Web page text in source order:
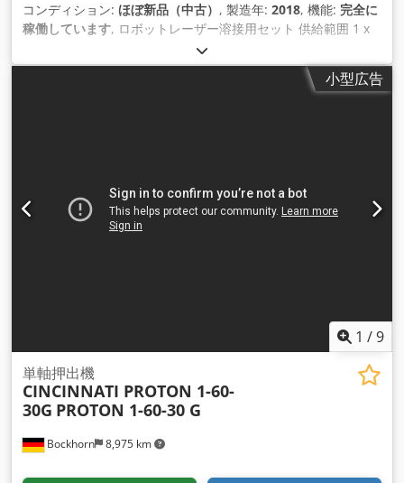
コンディション: ほぼ新品（中古） , 製造年: 2018, 機能: 完全に
稼働しています, ロボットレーザー溶接用セット 供給範囲 1 x
Laserline LDM1200-60 (1320W).(2011). 1 x 2 Way Hyfra
CHILLER.(2018). 1 x HIGHYAGレーザー溶接ヘッド。 機械は検
査できます。 非常に良い状態。接続、テスト可能。 Cjdpfx
小型広告
1 /9
Bockhorn 8,975 km
単軸押出機
CINCINNATI PROTON 1-60-
30G PROTON 1-60-30 G